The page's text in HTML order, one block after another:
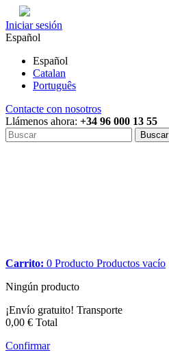
Iniciar sesión
Español
Español
Catalan
Português
Contacte con nosotros
Llámenos ahora: +34 96 000 13 55
Buscar
Carrito: 0 Producto Productos vacío
Ningún producto
¡Envío gratuito! Transporte
0,00 € Total
Confirmar